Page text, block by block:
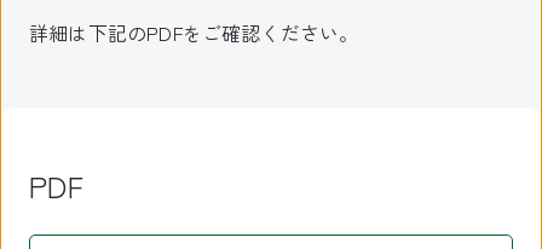
詳細は下記のPDFをご確認ください。
PDF